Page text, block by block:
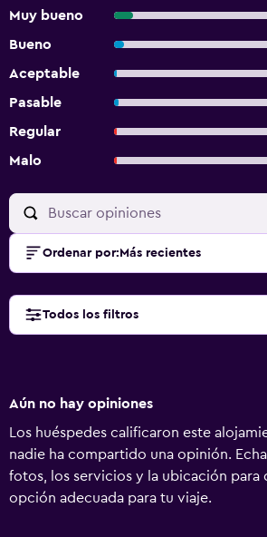
Muy bueno
Bueno
Aceptable
Pasable
Regular
Malo
Ordenar por: Más recientes
Todos los filtros
Aún no hay opiniones
Los huéspedes calificaron este
nadie ha compartido una opinión.
fotos, los servicios y la ubicación para
opción adecuada para tu viaje.